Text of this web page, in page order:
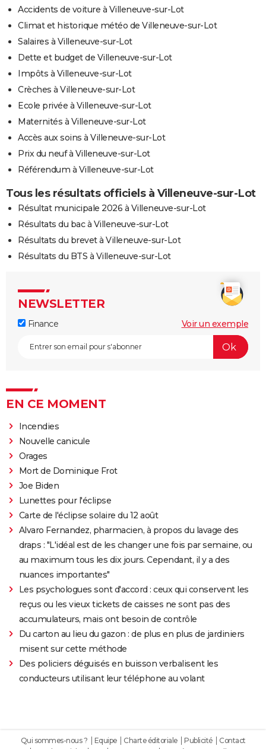
Accidents de voiture à Villeneuve-sur-Lot
Climat et historique météo de Villeneuve-sur-Lot
Salaires à Villeneuve-sur-Lot
Dette et budget de Villeneuve-sur-Lot
Impôts à Villeneuve-sur-Lot
Crèches à Villeneuve-sur-Lot
Ecole privée à Villeneuve-sur-Lot
Maternités à Villeneuve-sur-Lot
Accès aux soins à Villeneuve-sur-Lot
Prix du neuf à Villeneuve-sur-Lot
Référendum à Villeneuve-sur-Lot
Tous les résultats officiels à Villeneuve-sur-Lot
Résultat municipale 2026 à Villeneuve-sur-Lot
Résultats du bac à Villeneuve-sur-Lot
Résultats du brevet à Villeneuve-sur-Lot
Résultats du BTS à Villeneuve-sur-Lot
NEWSLETTER
Finance Voir un exemple
EN CE MOMENT
Incendies
Nouvelle canicule
Orages
Mort de Dominique Frot
Joe Biden
Lunettes pour l'éclipse
Carte de l'éclipse solaire du 12 août
Alvaro Fernandez, pharmacien, à propos du lavage des
draps : "L'idéal est de les changer une fois par semaine, ou
au maximum tous les dix jours. Cependant, il y a des
nuances importantes"
Les psychologues sont d'accord : ceux qui conservent les
reçus ou les vieux tickets de caisses ne sont pas des
accumulateurs, mais ont besoin de contrôle
Du carton au lieu du gazon : de plus en plus de jardiniers
misent sur cette méthode
Des policiers déguisés en buisson verbalisent les
conducteurs utilisant leur téléphone au volant
Qui sommes-nous ? Equipe Charte éditoriale Publicité
Contact